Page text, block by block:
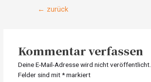
Beitragsnavigation
← zurück
Kommentar verfassen
Deine E-Mail-Adresse wird nicht veröffentlicht.
Felder sind mit*markiert